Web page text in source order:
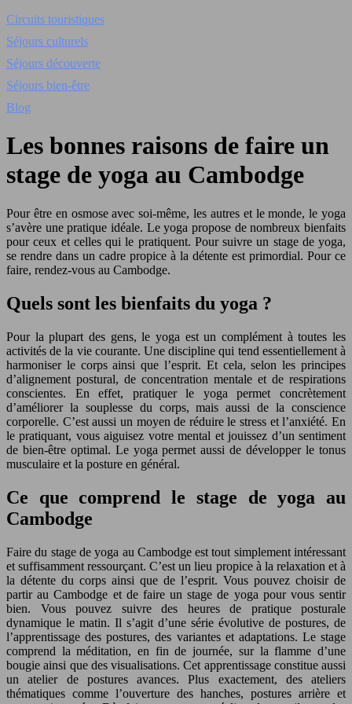
Circuits touristiques
Séjours culturels
Séjours découverte
Séjours bien-être
Blog
Les bonnes raisons de faire un
stage de yoga au Cambodge
Pour être en osmose avec soi-même, les autres et le monde, le yoga
s’avère une pratique idéale. Le yoga propose de nombreux bienfaits
pour ceux et celles qui le pratiquent. Pour suivre un stage de yoga,
se rendre dans un cadre propice à la détente est primordial. Pour ce
faire, rendez-vous au Cambodge.
Quels sont les bienfaits du yoga ?
Pour la plupart des gens, le yoga est un complément à toutes les
activités de la vie courante. Une discipline qui tend essentiellement à
harmoniser le corps ainsi que l’esprit. Et cela, selon les principes
d’alignement postural, de concentration mentale et de respirations
conscientes. En effet, pratiquer le yoga permet concrètement
d’améliorer la souplesse du corps, mais aussi de la conscience
corporelle. C’est aussi un moyen de réduire le stress et l’anxiété. En
le pratiquant, vous aiguisez votre mental et jouissez d’un sentiment
de bien-être optimal. Le yoga permet aussi de développer le tonus
musculaire et la posture en général.
Ce que comprend le stage de yoga au
Cambodge
Faire du stage de yoga au Cambodge est tout simplement intéressant
et suffisamment ressourçant. C’est un lieu propice à la relaxation et à
la détente du corps ainsi que de l’esprit. Vous pouvez choisir de
partir au Cambodge et de faire un stage de yoga pour vous sentir
bien. Vous pouvez suivre des heures de pratique posturale
dynamique le matin. Il s’agit d’une série évolutive de postures, de
l’apprentissage des postures, des variantes et adaptations. Le stage
comprend la méditation, en fin de journée, sur la flamme d’une
bougie ainsi que des visualisations. Cet apprentissage constitue aussi
un atelier de postures avances. Plus exactement, des ateliers
thématiques comme l’ouverture des hanches, postures arrière et